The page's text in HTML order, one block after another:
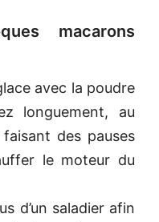
macarons
avec la poudre
longuement, au
des pauses
le moteur du
d’un saladier afin